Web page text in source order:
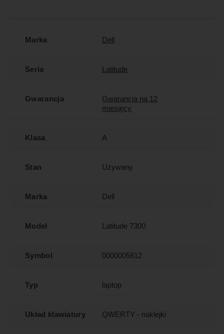
Marka Dell
Seria Latitude
Gwarancja
Gwarancja na 12
miesięcy
Klasa A
Stan Używany
Marka Dell
Model Latitude 7300
Symbol 0000005812
Typ laptop
Układ klawiatury QWERTY - naklejki